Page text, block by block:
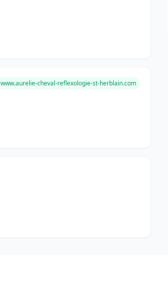
www.aurelie-cheval-reflexologie-st-herblain.com